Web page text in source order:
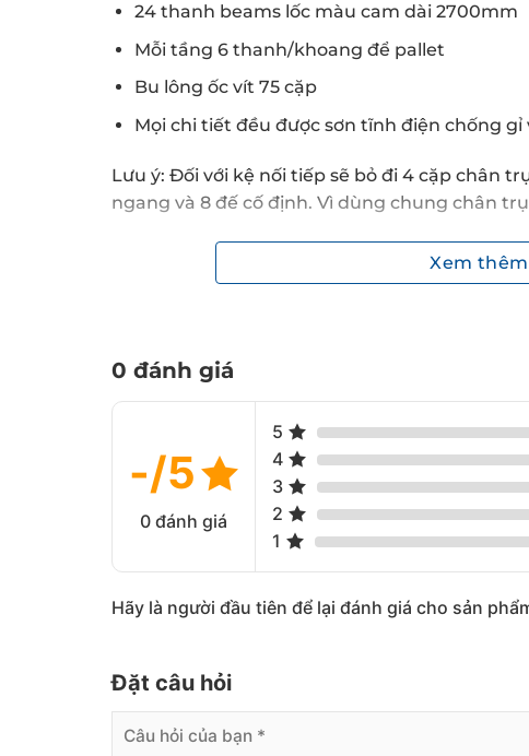
24 thanh beams lốc màu cam dài 2700mm
Mỗi tầng 6 thanh/khoang để pallet
Bu lông ốc vít 75 cặp
Mọi chi tiết đều được sơn tĩnh điện chống gỉ
Lưu ý: Đối với kệ nối tiếp sẽ bỏ đi 4 cặp chân
ngang và 8 đế cố định. Vì dùng chung chân
Rào chặn đầu hàng kệ màu cam bổ sung khi
Xem thêm
0 đánh giá
-/5
0 đánh giá
5
4
3
2
1
Hãy là người đầu tiên để lại đánh giá cho sản
Đặt câu hỏi